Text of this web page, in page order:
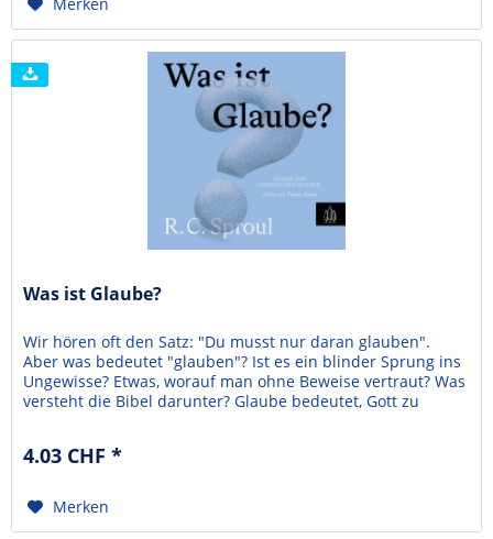
Merken
Was ist Glaube?
Wir hören oft den Satz: "Du musst nur daran glauben".
Aber was bedeutet "glauben"? Ist es ein blinder Sprung ins
Ungewisse? Etwas, worauf man ohne Beweise vertraut? Was
versteht die Bibel darunter? Glaube bedeutet, Gott zu
zeigt er: So wie das Volk Gottes in der...
4.03 CHF *
Merken